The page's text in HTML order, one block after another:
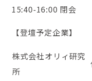
15:40-16:00 閉会
【登壇予定企業】
株式会社オリィ研究
所